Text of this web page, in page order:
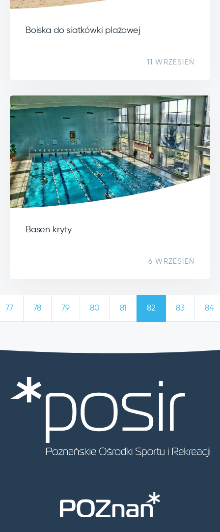
Boiska do siatkówki plażowej
11 WRZESIEŃ
Basen kryty
6 WRZESIEŃ
77 78 79 80 81 82 83 84